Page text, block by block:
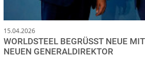
15.04.2026
WORLDSTEEL BEGRÜSST NEUE
EUEN GENERALDIREKTOR